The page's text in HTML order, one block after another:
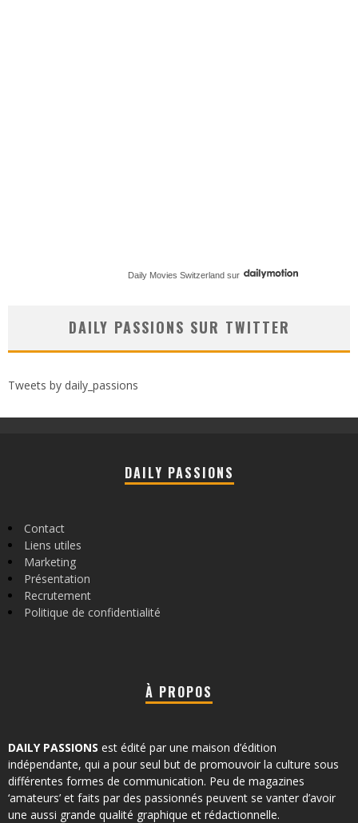
Daily Movies Switzerland sur
DAILY PASSIONS SUR TWITTER
Tweets by daily_passions
DAILY PASSIONS
Contact
Liens utiles
Marketing
Présentation
Recrutement
Politique de confidentialité
À PROPOS
DAILY PASSIONS est édité par une maison d’édition
indépendante, qui a pour seul but de promouvoir la culture sous
différentes formes de communication. Peu de magazines
‘amateurs’ et faits par des passionnés peuvent se vanter d’avoir
une aussi grande qualité graphique et rédactionnelle.